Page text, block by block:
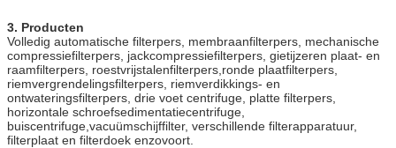
3. Producten
Volledig automatische filterpers, membraanfilterpers, mechanische
compressiefilterpers, jackcompressiefilterpers, gietijzeren plaat- en
raamfilterpers, roestvrijstalenfilterpers,ronde plaatfilterpers,
riemvergrendelingsfilterpers, riemverdikkings- en
ontwateringsfilterpers, drie voet centrifuge, platte filterpers,
horizontale schroefsedimentatiecentrifuge,
buiscentrifuge,vacuümschijffilter, verschillende filterapparatuur,
filterplaat en filterdoek enzovoort.